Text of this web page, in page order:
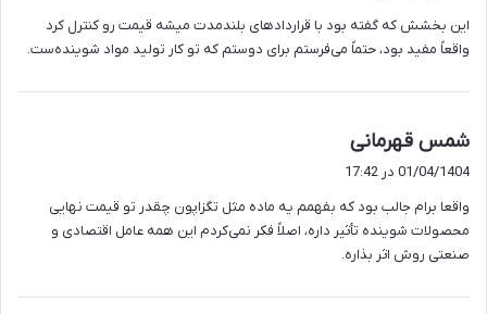
:
این بخشش که گفته بود با قراردادهای بلندمدت میشه قیمت رو کنترل کرد
واقعاً مفید بود، حتماً می‌فرستم برای دوستم که تو کار تولید مواد شوینده‌ست.
شمس قهرمانی
ف
:
01/04/1404 در 17:42
واقعا برام جالب بود که بفهمم یه ماده مثل تگزاپون چقدر تو قیمت نهایی
محصولات شوینده تأثیر داره، اصلاً فکر نمی‌کردم این همه عامل اقتصادی و
صنعتی روش اثر بذاره.